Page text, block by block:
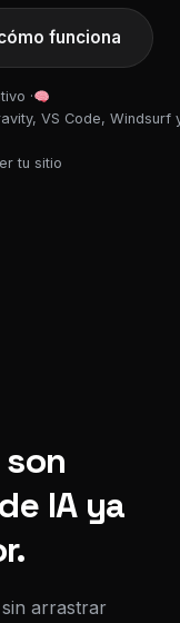
funciona
·
VS Code, Windsurf
tu sitio
IA ya
arrastrar